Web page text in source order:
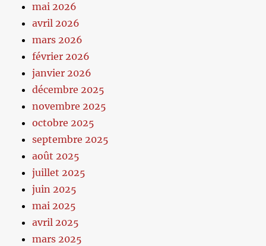
mai 2026
avril 2026
mars 2026
février 2026
janvier 2026
décembre 2025
novembre 2025
octobre 2025
septembre 2025
août 2025
juillet 2025
juin 2025
mai 2025
avril 2025
mars 2025